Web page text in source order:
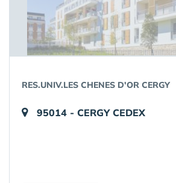
RES.UNIV.LES CHENES D'OR CERGY
95014 - CERGY CEDEX